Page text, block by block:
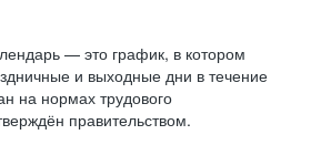
— это график, в котором
и выходные дни в течение
на нормах трудового
правительством.